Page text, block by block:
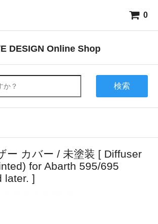
0
DESIGN Online Shop
検索
ー カバー / 未塗装 [ Diffuser
for Abarth 595/695
later. ]